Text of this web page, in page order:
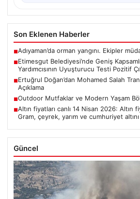
Son Eklenen Haberler
■Adıyaman’da orman yangını. Ekipler
■Etimesgut Belediyesi’nde Geniş
Yardımcısının Uyuşturucu Testi Pozitif
■Ertuğrul Doğan’dan Mohamed Salah
Açıklama
■Outdoor Mutfaklar ve Modern Yaşam
■Altın fiyatları canlı 14 Nisan 2026: Altın
Gram, çeyrek, yarım ve cumhuriyet altını
Güncel